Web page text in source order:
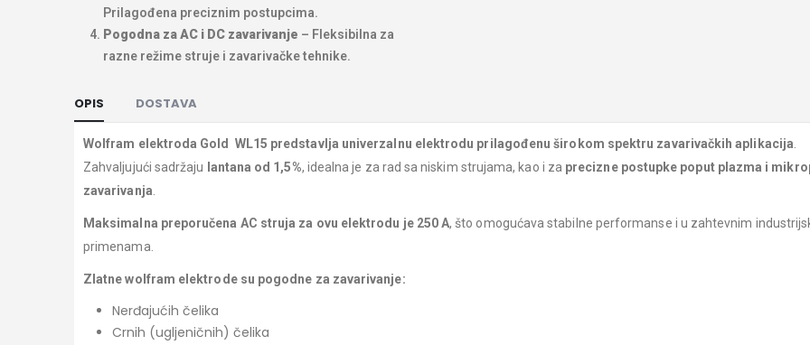
Prilagođena preciznim postupcima.
Pogodna za AC i DC zavarivanje – Fleksibilna za
razne režime struje i zavarivačke tehnike.
OPIS DOSTAVA
Wolfram elektroda Gold WL15 predstavlja univerzalnu elektrodu prilagođenu širokom spektru zavarivačkih aplikacija.
Zahvaljujući sadržaju lantana od 1,5%, idealna je za rad sa niskim strujama, kao i za precizne postupke poput plazma i
zavarivanja.
Maksimalna preporučena AC struja za ovu elektrodu je 250 A, što omogućava stabilne performanse i u zahtevnim
primenama.
Zlatne wolfram elektrode su pogodne za zavarivanje:
Nerđajućih čelika
Crnih (ugljeničnih) čelika